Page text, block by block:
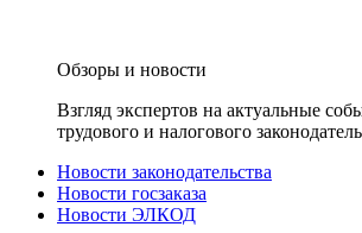
Обзоры и новости
Взгляд экспертов на актуальные
трудового и налогового
Новости законодательства
Новости госзаказа
Новости ЭЛКОД